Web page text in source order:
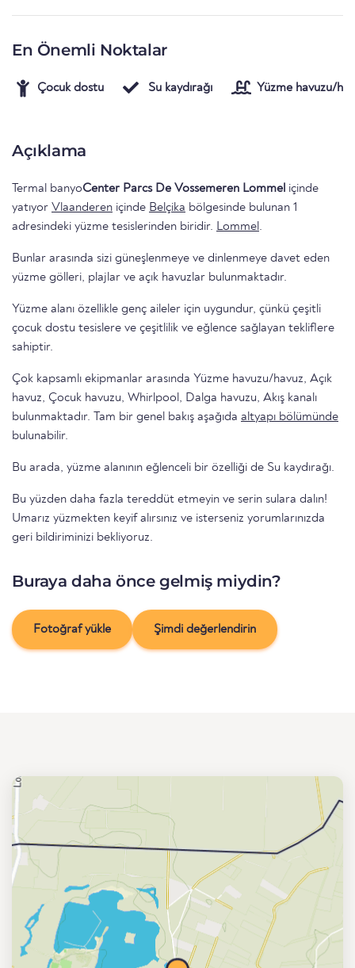
En Önemli Noktalar
Çocuk dostu Su kaydırağı Yüzme havuzu/
Açıklama
Termal banyoCenter Parcs De Vossemeren Lommel içinde
yatıyor Vlaanderen içinde Belçika bölgesinde bulunan 1
adresindeki yüzme tesislerinden biridir. Lommel.
Bunlar arasında sizi güneşlenmeye ve dinlenmeye davet eden
yüzme gölleri, plajlar ve açık havuzlar bulunmaktadır.
Yüzme alanı özellikle genç aileler için uygundur, çünkü çeşitli
çocuk dostu tesislere ve çeşitlilik ve eğlence sağlayan tekliflere
sahiptir.
Çok kapsamlı ekipmanlar arasında Yüzme havuzu/havuz, Açık
havuz, Çocuk havuzu, Whirlpool, Dalga havuzu, Akış kanalı
bulunmaktadır. Tam bir genel bakış aşağıda altyapı bölümünde
bulunabilir.
Bu arada, yüzme alanının eğlenceli bir özelliği de Su kaydırağı.
Bu yüzden daha fazla tereddüt etmeyin ve serin sulara dalın!
Umarız yüzmekten keyif alırsınız ve isterseniz yorumlarınızda
geri bildiriminizi bekliyoruz.
Buraya daha önce gelmiş miydin?
Fotoğraf yükle Şimdi değerlendirin